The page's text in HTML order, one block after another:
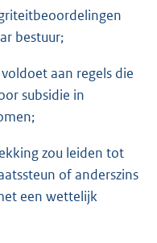
bestuur;
aan regels die
subsidie in
zou leiden tot
of anderszins
een wettelijk